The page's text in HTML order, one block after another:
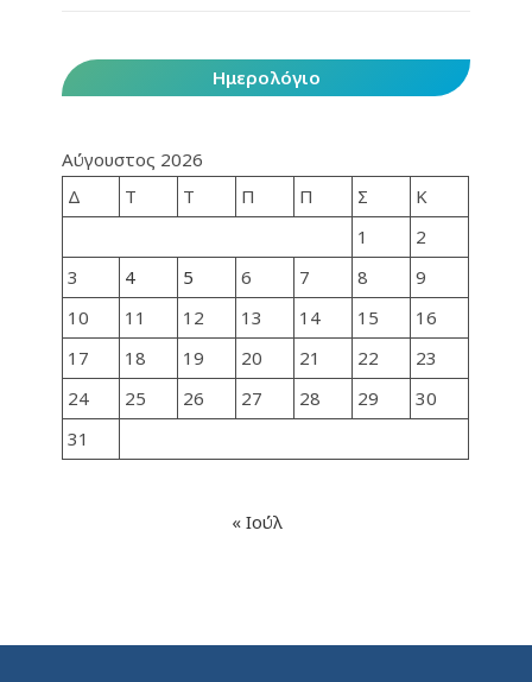
Ημερολόγιο
Αύγουστος 2026
Δ
Τ Τ Π Π Σ
Κ
1
2
3
4 5 6 7 8
9
10
11 12 13 14 15
16
17
18 19 20 21 22
23
24
25 26 27 28 29
30
31
« Ιούλ